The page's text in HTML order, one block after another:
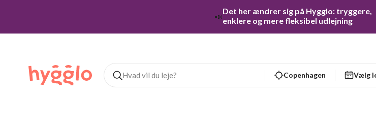
📣Det her ændrer sig på Hygglo: tryggere,
enklere og mere fleksibel udlejning
Copenhagen Vælg